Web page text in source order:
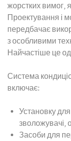
жорстких вимог,
Проектування і
передбачає
з особливими
Найчастіше це
Система
включає:
Установку для
зволожувачі,
Засоби для